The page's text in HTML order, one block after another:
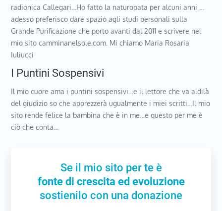
radionica Callegari…Ho fatto la naturopata per alcuni anni …
adesso preferisco dare spazio agli studi personali sulla
Grande Purificazione che porto avanti dal 2011 e scrivere nel
mio sito camminanelsole.com. Mi chiamo Maria Rosaria
Iuliucci
I Puntini Sospensivi
Il mio cuore ama i puntini sospensivi…e il lettore che va aldilà
del giudizio so che apprezzerà ugualmente i miei scritti…Il mio
sito rende felice la bambina che è in me…e questo per me è
ciò che conta…
Se il mio sito per te è
fonte di crescita ed evoluzione
sostienilo con una donazione